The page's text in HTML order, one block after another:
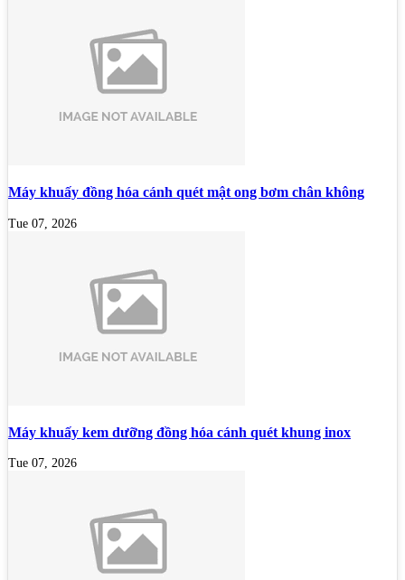
Máy khuấy đồng hóa cánh quét mật ong bơm chân không
Tue 07, 2026
Máy khuấy kem dưỡng đồng hóa cánh quét khung inox
Tue 07, 2026